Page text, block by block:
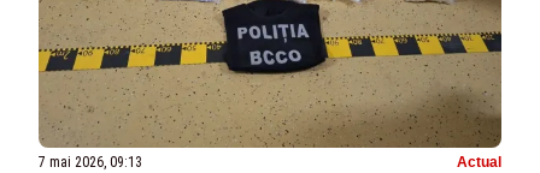
7 mai 2026, 09:13 Actual